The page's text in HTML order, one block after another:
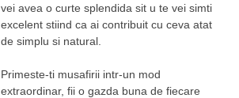
vei avea o curte splendida sit u te vei simti
excelent stiind ca ai contribuit cu ceva atat
de simplu si natural.
Primeste-ti musafirii intr-un mod
extraordinar, fii o gazda buna de fiecare